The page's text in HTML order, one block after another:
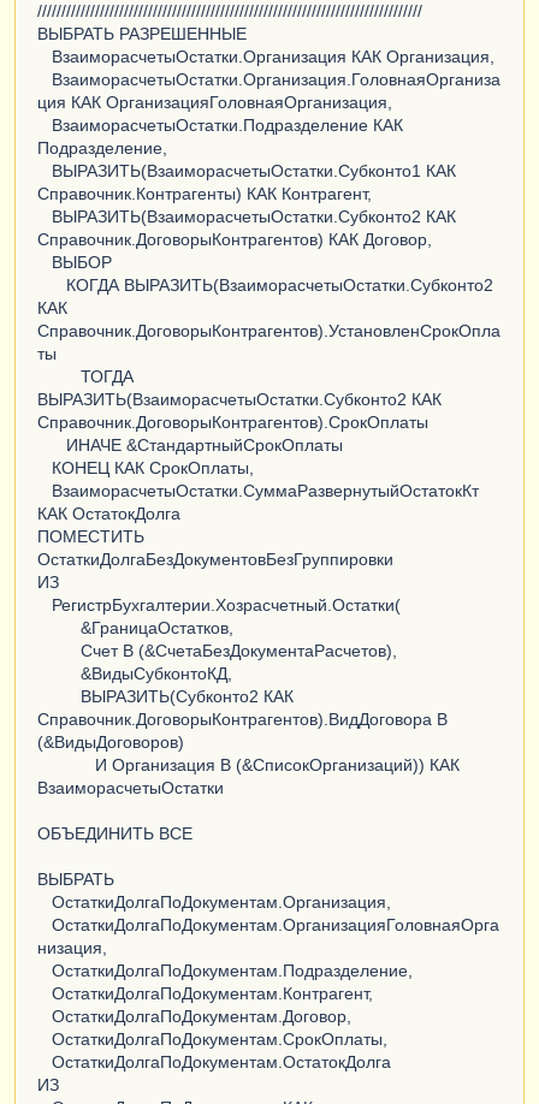
////////////////////////////////////////////////////////////////////////////////
ВЫБРАТЬ РАЗРЕШЕННЫЕ
ВзаиморасчетыОстатки.Организация КАК Организация,
ВзаиморасчетыОстатки.Организация.ГоловнаяОрганиза
ция КАК ОрганизацияГоловнаяОрганизация,
ВзаиморасчетыОстатки.Подразделение КАК
Подразделение,
ВЫРАЗИТЬ(ВзаиморасчетыОстатки.Субконто1 КАК
Справочник.Контрагенты) КАК Контрагент,
ВЫРАЗИТЬ(ВзаиморасчетыОстатки.Субконто2 КАК
Справочник.ДоговорыКонтрагентов) КАК Договор,
ВЫБОР
КОГДА ВЫРАЗИТЬ(ВзаиморасчетыОстатки.Субконто2
КАК
Справочник.ДоговорыКонтрагентов).УстановленСрокОпла
ты
ТОГДА
ВЫРАЗИТЬ(ВзаиморасчетыОстатки.Субконто2 КАК
Справочник.ДоговорыКонтрагентов).СрокОплаты
ИНАЧЕ &СтандартныйСрокОплаты
КОНЕЦ КАК СрокОплаты,
ВзаиморасчетыОстатки.СуммаРазвернутыйОстатокКт
КАК ОстатокДолга
ПОМЕСТИТЬ
ОстаткиДолгаБезДокументовБезГруппировки
ИЗ
РегистрБухгалтерии.Хозрасчетный.Остатки(
&ГраницаОстатков,
Счет В (&СчетаБезДокументаРасчетов),
&ВидыСубконтоКД,
ВЫРАЗИТЬ(Субконто2 КАК
Справочник.ДоговорыКонтрагентов).ВидДоговора В
(&ВидыДоговоров)
И Организация В (&СписокОрганизаций)) КАК
ВзаиморасчетыОстатки
ОБЪЕДИНИТЬ ВСЕ
ВЫБРАТЬ
ОстаткиДолгаПоДокументам.Организация,
ОстаткиДолгаПоДокументам.ОрганизацияГоловнаяОрга
низация,
ОстаткиДолгаПоДокументам.Подразделение,
ОстаткиДолгаПоДокументам.Контрагент,
ОстаткиДолгаПоДокументам.Договор,
ОстаткиДолгаПоДокументам.СрокОплаты,
ОстаткиДолгаПоДокументам.ОстатокДолга
ИЗ